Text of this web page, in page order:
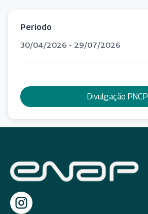
Periodo
30/04/2026 - 29/07/2026
Divulgação PNCP